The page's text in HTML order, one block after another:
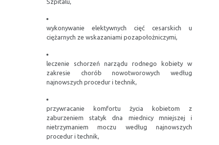
Szpitalu,
wykonywanie elektywnych cięć cesarskich u
ciężarnych ze wskazaniami pozapołożniczymi,
leczenie schorzeń narządu rodnego kobiety w
zakresie chorób nowotworowych według
najnowszych procedur i technik,
przywracanie komfortu życia kobietom z
zaburzeniem statyk dna miednicy mniejszej i
nietrzymaniem moczu według najnowszych
procedur i technik,